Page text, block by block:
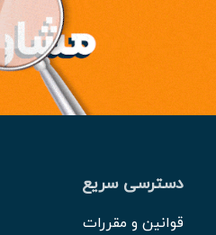
دسترسی سریع
قوانین و مقررات